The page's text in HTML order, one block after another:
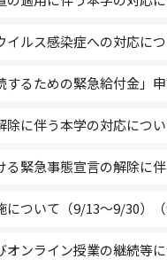
ルス感染症への対応につ
するための緊急給付金」
に伴う本学の対応につい
る緊急事態宣言の解除に
ついて（9/13～9/30）（
ンライン授業の継続等